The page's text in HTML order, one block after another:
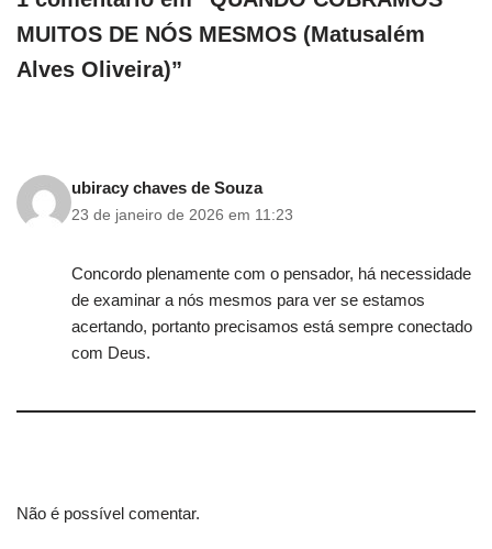
MUITOS DE NÓS MESMOS (Matusalém
Alves Oliveira)”
ubiracy chaves de Souza
23 de janeiro de 2026 em 11:23
Concordo plenamente com o pensador, há necessidade
de examinar a nós mesmos para ver se estamos
acertando, portanto precisamos está sempre conectado
com Deus.
Não é possível comentar.